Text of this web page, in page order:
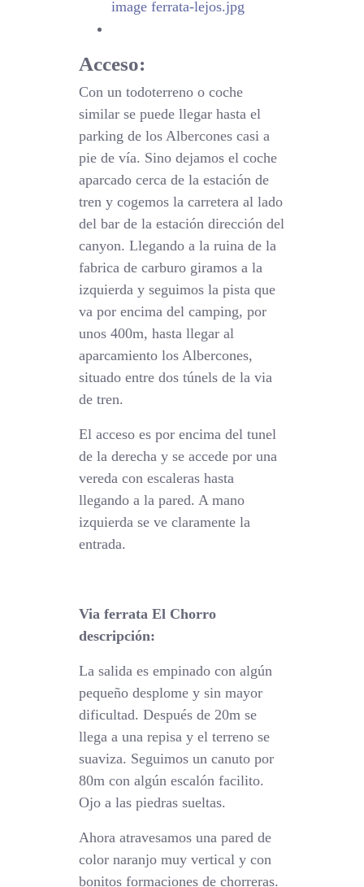
Acceso:
Con un todoterreno o coche
similar se puede llegar hasta el
parking de los Albercones casi a
pie de vía. Sino dejamos el coche
aparcado cerca de la estación de
tren y cogemos la carretera al lado
del bar de la estación dirección del
canyon. Llegando a la ruina de la
fabrica de carburo giramos a la
izquierda y seguimos la pista que
va por encima del camping, por
unos 400m, hasta llegar al
aparcamiento los Albercones,
situado entre dos túnels de la via
de tren.
El acceso es por encima del tunel
de la derecha y se accede por una
vereda con escaleras hasta
llegando a la pared. A mano
izquierda se ve claramente la
entrada.
Via ferrata El Chorro
descripción:
La salida es empinado con algún
pequeño desplome y sin mayor
dificultad. Después de 20m se
llega a una repisa y el terreno se
suaviza. Seguimos un canuto por
80m con algún escalón facilito.
Ojo a las piedras sueltas.
Ahora atravesamos una pared de
color naranjo muy vertical y con
bonitos formaciones de chorreras.